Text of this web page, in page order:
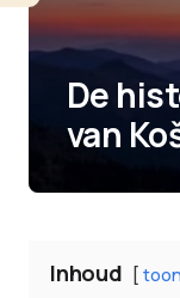
De
van
Inhoud toon